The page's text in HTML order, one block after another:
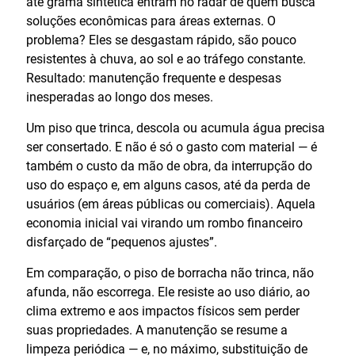
soluções econômicas para áreas externas. O
problema? Eles se desgastam rápido, são pouco
resistentes à chuva, ao sol e ao tráfego constante.
Resultado: manutenção frequente e despesas
inesperadas ao longo dos meses.
Um piso que trinca, descola ou acumula água precisa
ser consertado. E não é só o gasto com material — é
também o custo da mão de obra, da interrupção do
uso do espaço e, em alguns casos, até da perda de
usuários (em áreas públicas ou comerciais). Aquela
economia inicial vai virando um rombo financeiro
disfarçado de “pequenos ajustes”.
Em comparação, o piso de borracha não trinca, não
afunda, não escorrega. Ele resiste ao uso diário, ao
clima extremo e aos impactos físicos sem perder
suas propriedades. A manutenção se resume a
limpeza periódica — e, no máximo, substituição de